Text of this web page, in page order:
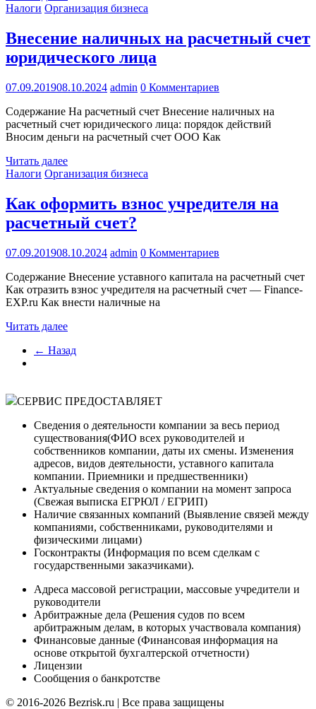
Налоги Организация бизнеса
Внесение наличных на расчетный счет
юридического лица
07.09.201908.10.2024 admin 0 Комментариев
Содержание На расчетный счет Внесение наличных на
расчетный счет юридического лица: порядок действий
Вносим деньги на расчетный счет ООО Как
Читать далее
Налоги Организация бизнеса
Как оформить взнос учредителя на
расчетный счет?
07.09.201908.10.2024 admin 0 Комментариев
Содержание Внесение уставного капитала на расчетный счет
Как отразить взнос учредителя на расчетный счет — Finance-
EXP.ru Как внести наличные на
Читать далее
← Назад
СЕРВИС ПРЕДОСТАВЛЯЕТ
Сведения о деятельности компании за весь период
существования(ФИО всех руководителей и
собственников компании, даты их смены. Изменения
адресов, видов деятельности, уставного капитала
компании. Приемники и предшественники)
Актуальные сведения о компании на момент запроса
(Cвежая выписка ЕГРЮЛ / ЕГРИП)
Наличие связанных компаний (Выявление связей между
компаниями, собственниками, руководителями и
физическими лицами)
Госконтракты (Информация по всем сделкам с
государственными заказчиками).
Адреса массовой регистрации, массовые учредители и
руководители
Арбитражные дела (Решения судов по всем
арбитражным делам, в которых участвовала компания)
Финансовые данные (Финансовая информация на
основе открытой бухгалтерской отчетности)
Лицензии
Сообщения о банкротстве
© 2016-2026 Bezrisk.ru | Все права защищены